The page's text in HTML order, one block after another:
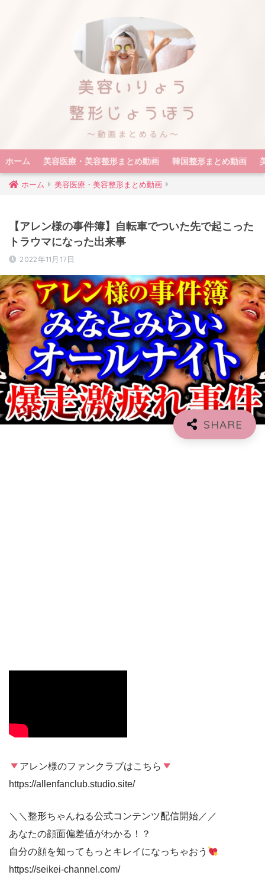
ホーム 美容医療・美容整形まとめ動画 韓国整形まとめ動画
ホーム 美容医療・美容整形まとめ動画
【アレン様の事件簿】自転車でついた先で起こった
トラウマになった出来事
2022年11月17日
アレン様のファンクラブはこちら
https://allenfanclub.studio.site/
＼＼整形ちゃんねる公式コンテンツ配信開始／／
あなたの顔面偏差値がわかる！？
自分の顔を知ってもっとキレイになっちゃおう
https://seikei-channel.com/